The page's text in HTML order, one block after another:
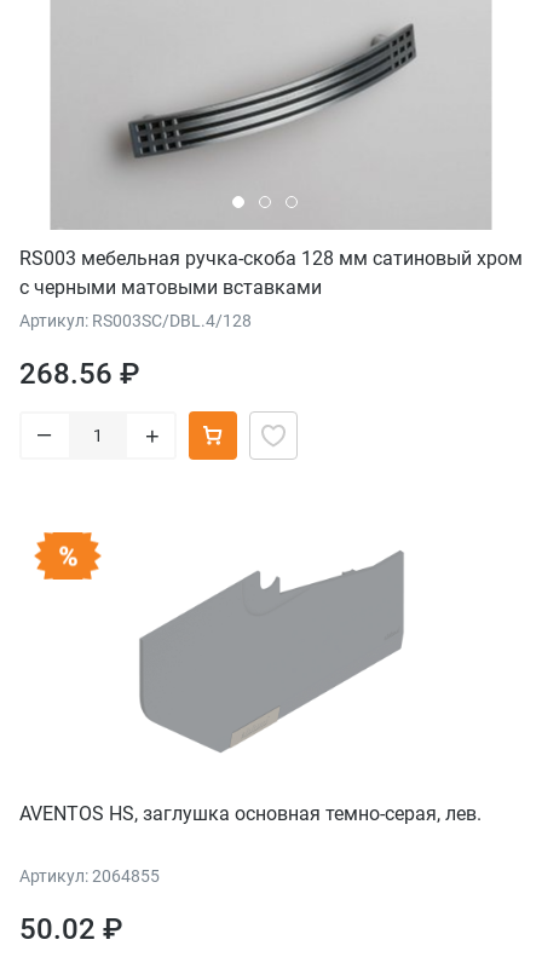
RS003 мебельная ручка-скоба 128 мм сатиновый хром
с черными матовыми вставками
Артикул: RS003SC/DBL.4/128
268.56 ₽
– +
AVENTOS HS, заглушка основная темно-серая, лев.
Артикул: 2064855
50.02 ₽